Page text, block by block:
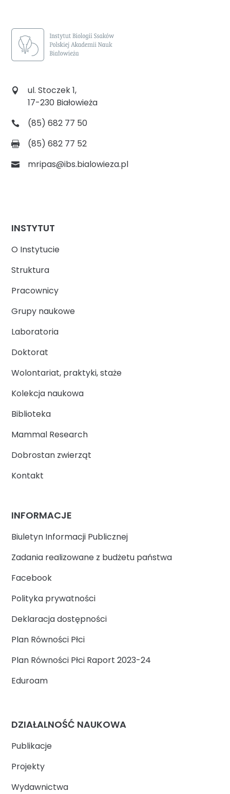
ul. Stoczek 1,
17-230 Białowieża
(85) 682 77 50
(85) 682 77 52
mripas@ibs.bialowieza.pl
INSTYTUT
O Instytucie
Struktura
Pracownicy
Grupy naukowe
Laboratoria
Doktorat
Wolontariat, praktyki, staże
Kolekcja naukowa
Biblioteka
Mammal Research
Dobrostan zwierząt
Kontakt
INFORMACJE
Biuletyn Informacji Publicznej
Zadania realizowane z budżetu państwa
Facebook
Polityka prywatności
Deklaracja dostępności
Plan Równości Płci
Plan Równości Płci Raport 2023-24
Eduroam
DZIAŁALNOŚĆ NAUKOWA
Publikacje
Projekty
Wydawnictwa